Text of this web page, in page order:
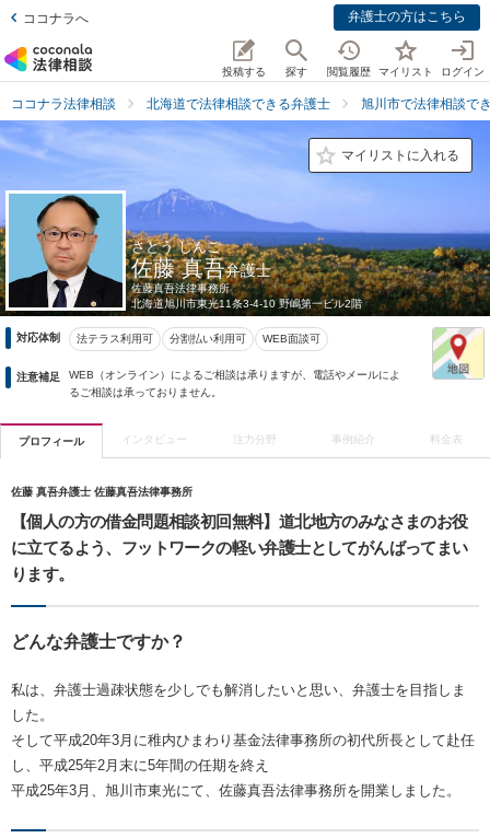
ココナラへ 弁護士の方はこちら
投稿する 探す 閲覧履歴 マイリスト ログイン
ココナラ法律相談 北海道で法律相談できる弁護士 旭川市で法律相談で
マイリストに入れる
さとう しんご
佐藤 真吾弁護士
佐藤真吾法律事務所
北海道旭川市東光11条3-4-10 野嶋第一ビル2階
対応体制 法テラス利用可 分割払い利用可 WEB面談可
注意補足
WEB（オンライン）によるご相談は承りますが、電話やメールによ
るご相談は承っておりません。
プロフィール インタビュー 注力分野 事例紹介 料金表
佐藤 真吾弁護士 佐藤真吾法律事務所
【個人の方の借金問題相談初回無料】道北地方のみなさまのお役
に立てるよう、フットワークの軽い弁護士としてがんばってまい
ります。
どんな弁護士ですか？
私は、弁護士過疎状態を少しでも解消したいと思い、弁護士を目指しま
した。
そして平成20年3月に稚内ひまわり基金法律事務所の初代所長として赴任
し、平成25年2月末に5年間の任期を終え
平成25年3月、旭川市東光にて、佐藤真吾法律事務所を開業しました。